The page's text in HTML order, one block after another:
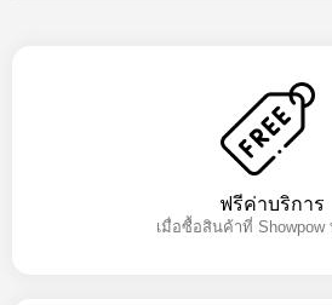
ฟรีค่าบริการ
เมื่อซื้อสินค้าที่ Showpow